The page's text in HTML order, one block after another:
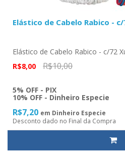
Elástico de Cabelo Rabico -
Elástico de Cabelo Rabico - c/72
R$8,00
R$10,00
5% OFF - PIX
10% OFF - Dinheiro Especie
R$7,20 em Dinheiro Especie
Desconto dado no Final da Compra